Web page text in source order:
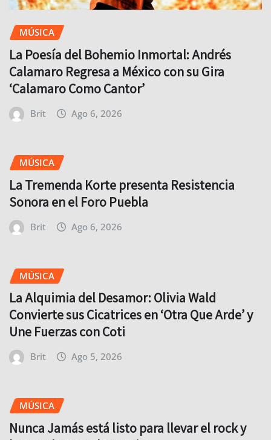
MÚSICA
La Poesía del Bohemio Inmortal: Andrés
Calamaro Regresa a México con su Gira
‘Calamaro Como Cantor’
Brit Ago 6, 2026
MÚSICA
La Tremenda Korte presenta Resistencia
Sonora en el Foro Puebla
Brit Ago 6, 2026
MÚSICA
La Alquimia del Desamor: Olivia Wald
Convierte sus Cicatrices en ‘Otra Que Arde’ y
Une Fuerzas con Coti
Brit Ago 5, 2026
MÚSICA
Nunca Jamás está listo para llevar el rock y